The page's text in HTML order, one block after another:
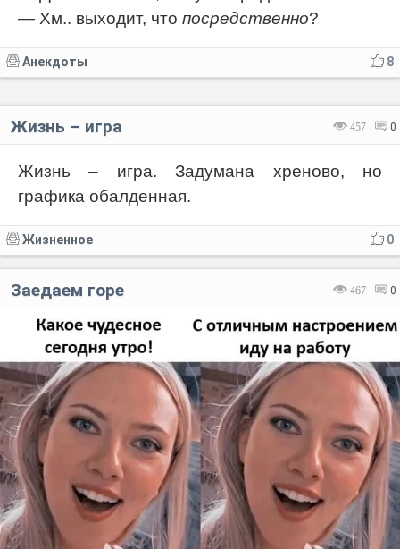
— Хм.. выходит, что посредственно?
8
Анекдоты
457 0
Жизнь – игра
Жизнь – игра. Задумана хреново, но
графика обалденная.
0
Жизненное
467 0
Заедаем горе